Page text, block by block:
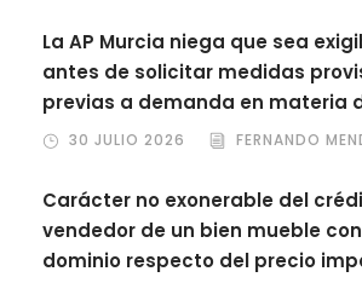
La AP Murcia niega que sea
antes de solicitar medidas
previas a demanda en materia
30 JULIO 2026 FERNANDO
Carácter no exonerable del
vendedor de un bien mueble
dominio respecto del precio